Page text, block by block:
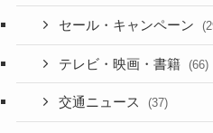
セール・キャンペーン
テレビ・映画・書籍 (66)
交通ニュース (37)